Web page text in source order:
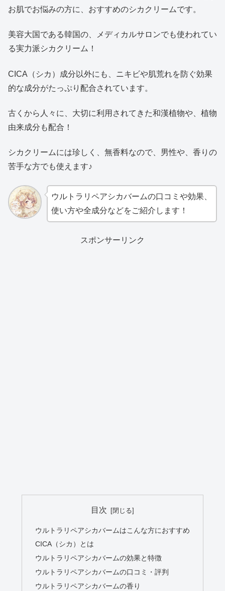
お肌でお悩みの方に、おすすめのシカクリームです。
美容大国である韓国の、メディカルサロンでも使われてい
る実力派シカクリーム！
CICA（シカ）成分以外にも、ニキビや肌荒れを防ぐ効果
的な成分がたっぷり配合されています。
古くから人々に、大切に利用されてきた和漢植物や、植物
由来成分も配合！
シカクリームには珍しく、無香料なので、男性や、香りの
苦手な方でも使えます♪
ウルトラリペアシカバームの口コミや効果、
使い方や全成分などをご紹介します！
スポンサーリンク
目次
ウルトラリペアシカバームはこんな方におすすめ
CICA（シカ）とは
ウルトラリペアシカバームの効果と特徴
ウルトラリペアシカバームの口コミ・評判
ウルトラリペアシカバームの香り